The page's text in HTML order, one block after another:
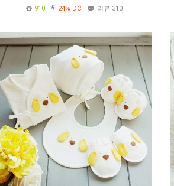
910
24% DC 리뷰 310